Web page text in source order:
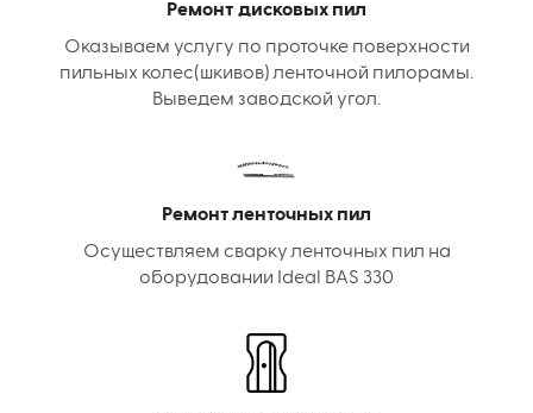
Ремонт дисковых пил
Оказываем услугу по проточке поверхности
пильных колес(шкивов) ленточной пилорамы.
Выведем заводской угол.
Ремонт ленточных пил
Осуществляем сварку ленточных пил на
оборудовании Ideal BAS 330